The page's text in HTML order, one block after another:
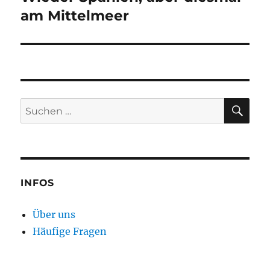
am Mittelmeer
Suchen
nach:
INFOS
Über uns
Häufige Fragen